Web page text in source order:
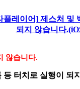
플레이어] 제스처 및
되지 않습니다
않습니다.
등 터치로 실행이 되